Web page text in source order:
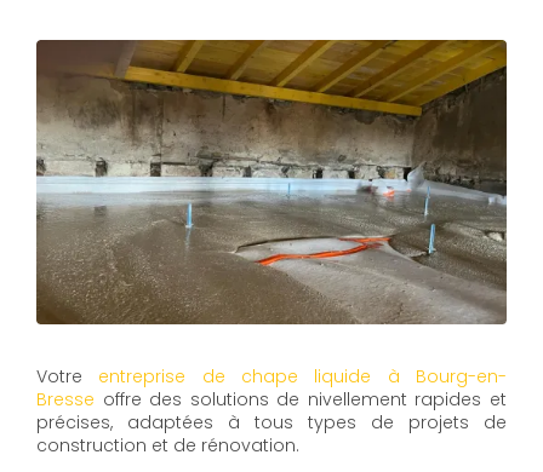
Votre entreprise de chape liquide à Bourg-en-
Bresse offre des solutions de nivellement rapides et
précises, adaptées à tous types de projets de
construction et de rénovation.